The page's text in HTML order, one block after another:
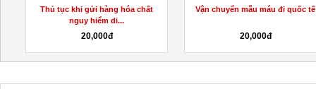
Vận chuyển mẫu máu đi quốc tế
Dịch vụ vận chuyển